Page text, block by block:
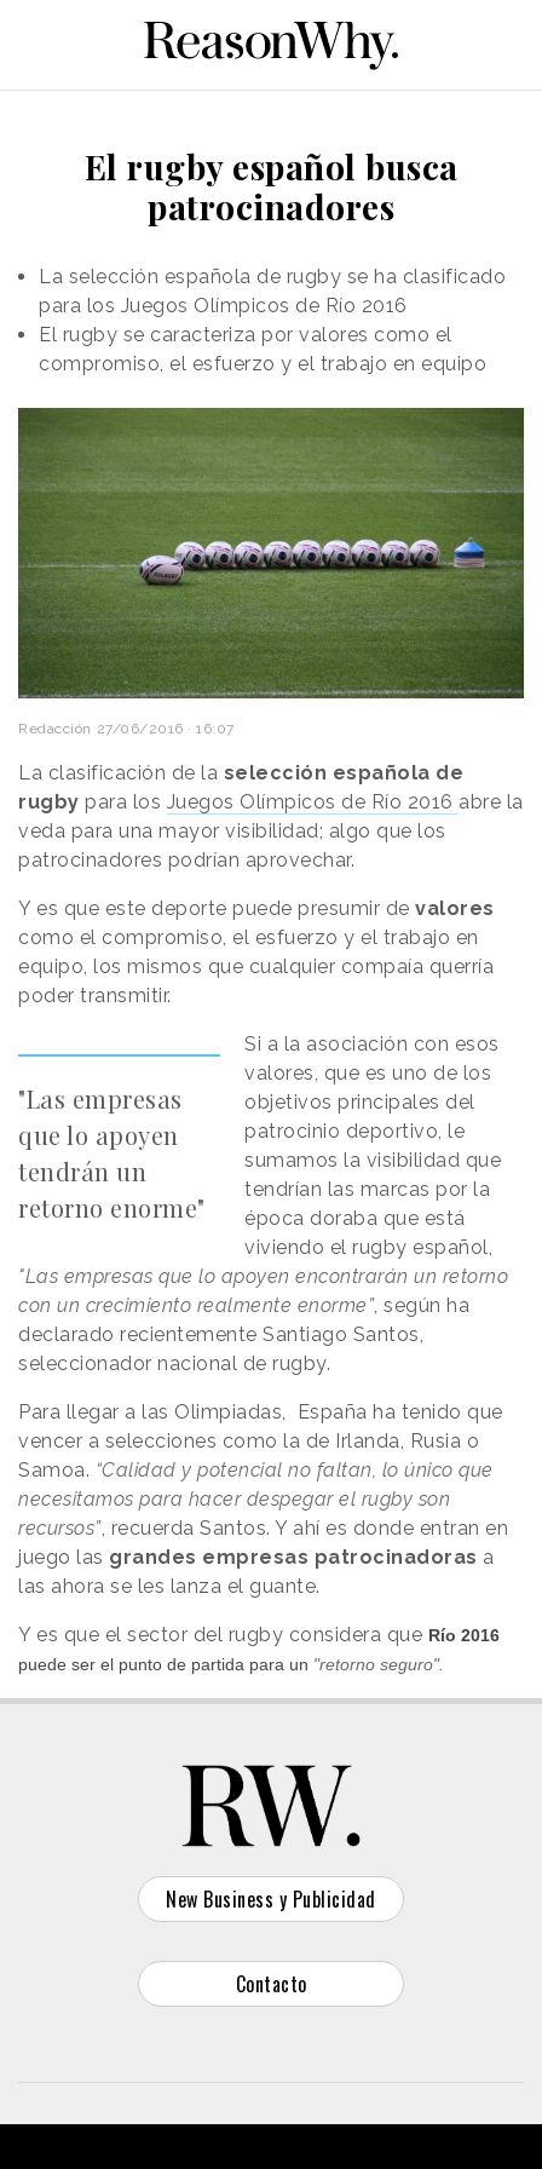
El rugby español busca
patrocinadores
La selección española de rugby se ha clasificado
para los Juegos Olímpicos de Río 2016
El rugby se caracteriza por valores como el
compromiso, el esfuerzo y el trabajo en equipo
Redacción 27/06/2016 · 16:07
La clasificación de la selección española de
rugby para los Juegos Olímpicos de Río 2016 abre la
veda para una mayor visibilidad; algo que los
patrocinadores podrían aprovechar.
Y es que este deporte puede presumir de valores
como el compromiso, el esfuerzo y el trabajo en
equipo, los mismos que cualquier compaía querría
poder transmitir.
"Las empresas
que lo apoyen
tendrán un
retorno enorme"
Si a la asociación con esos
valores, que es uno de los
objetivos principales del
patrocinio deportivo, le
sumamos la visibilidad que
tendrían las marcas por la
época doraba que está
viviendo el rugby español,
"Las empresas que lo apoyen encontrarán un retorno
con un crecimiento realmente enorme”, según ha
declarado recientemente Santiago Santos,
seleccionador nacional de rugby.
Para llegar a las Olimpiadas, España ha tenido que
vencer a selecciones como la de Irlanda, Rusia o
Samoa. “Calidad y potencial no faltan, lo único que
necesitamos para hacer despegar el rugby son
recursos”, recuerda Santos. Y ahí es donde entran en
juego las grandes empresas patrocinadoras a
las ahora se les lanza el guante.
Y es que el sector del rugby considera que Río 2016
puede ser el punto de partida para un "retorno seguro".
New Business y Publicidad
Contacto